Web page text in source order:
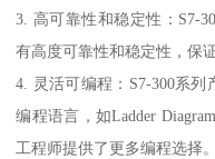
3. 高可靠性和稳定性：S7-
有高度可靠性和稳定性，保
4. 灵活可编程：S7-300系
编程语言，如Ladder
工程师提供了更多编程选择。